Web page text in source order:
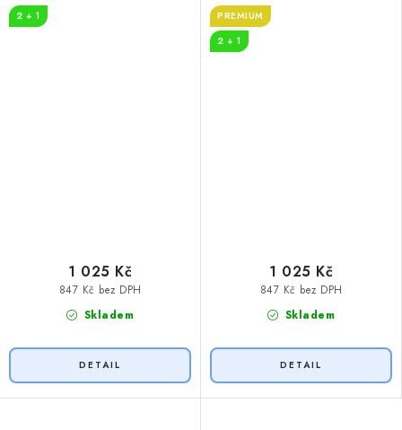
2 + 1
Skladem
847 Kč bez DPH
1 025 Kč
PREMIUM
2 + 1
Skladem
847 Kč bez DPH
1 025 Kč